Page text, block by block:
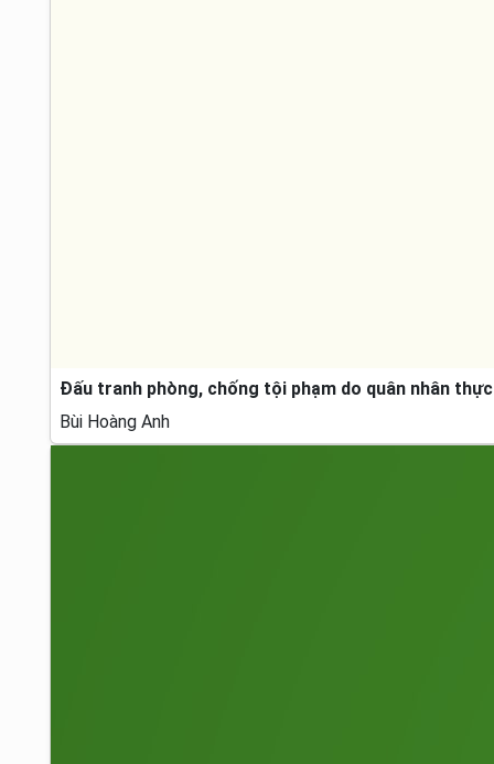
Đấu tranh phòng, chống tội phạm do quân nhân
Bùi Hoàng Anh